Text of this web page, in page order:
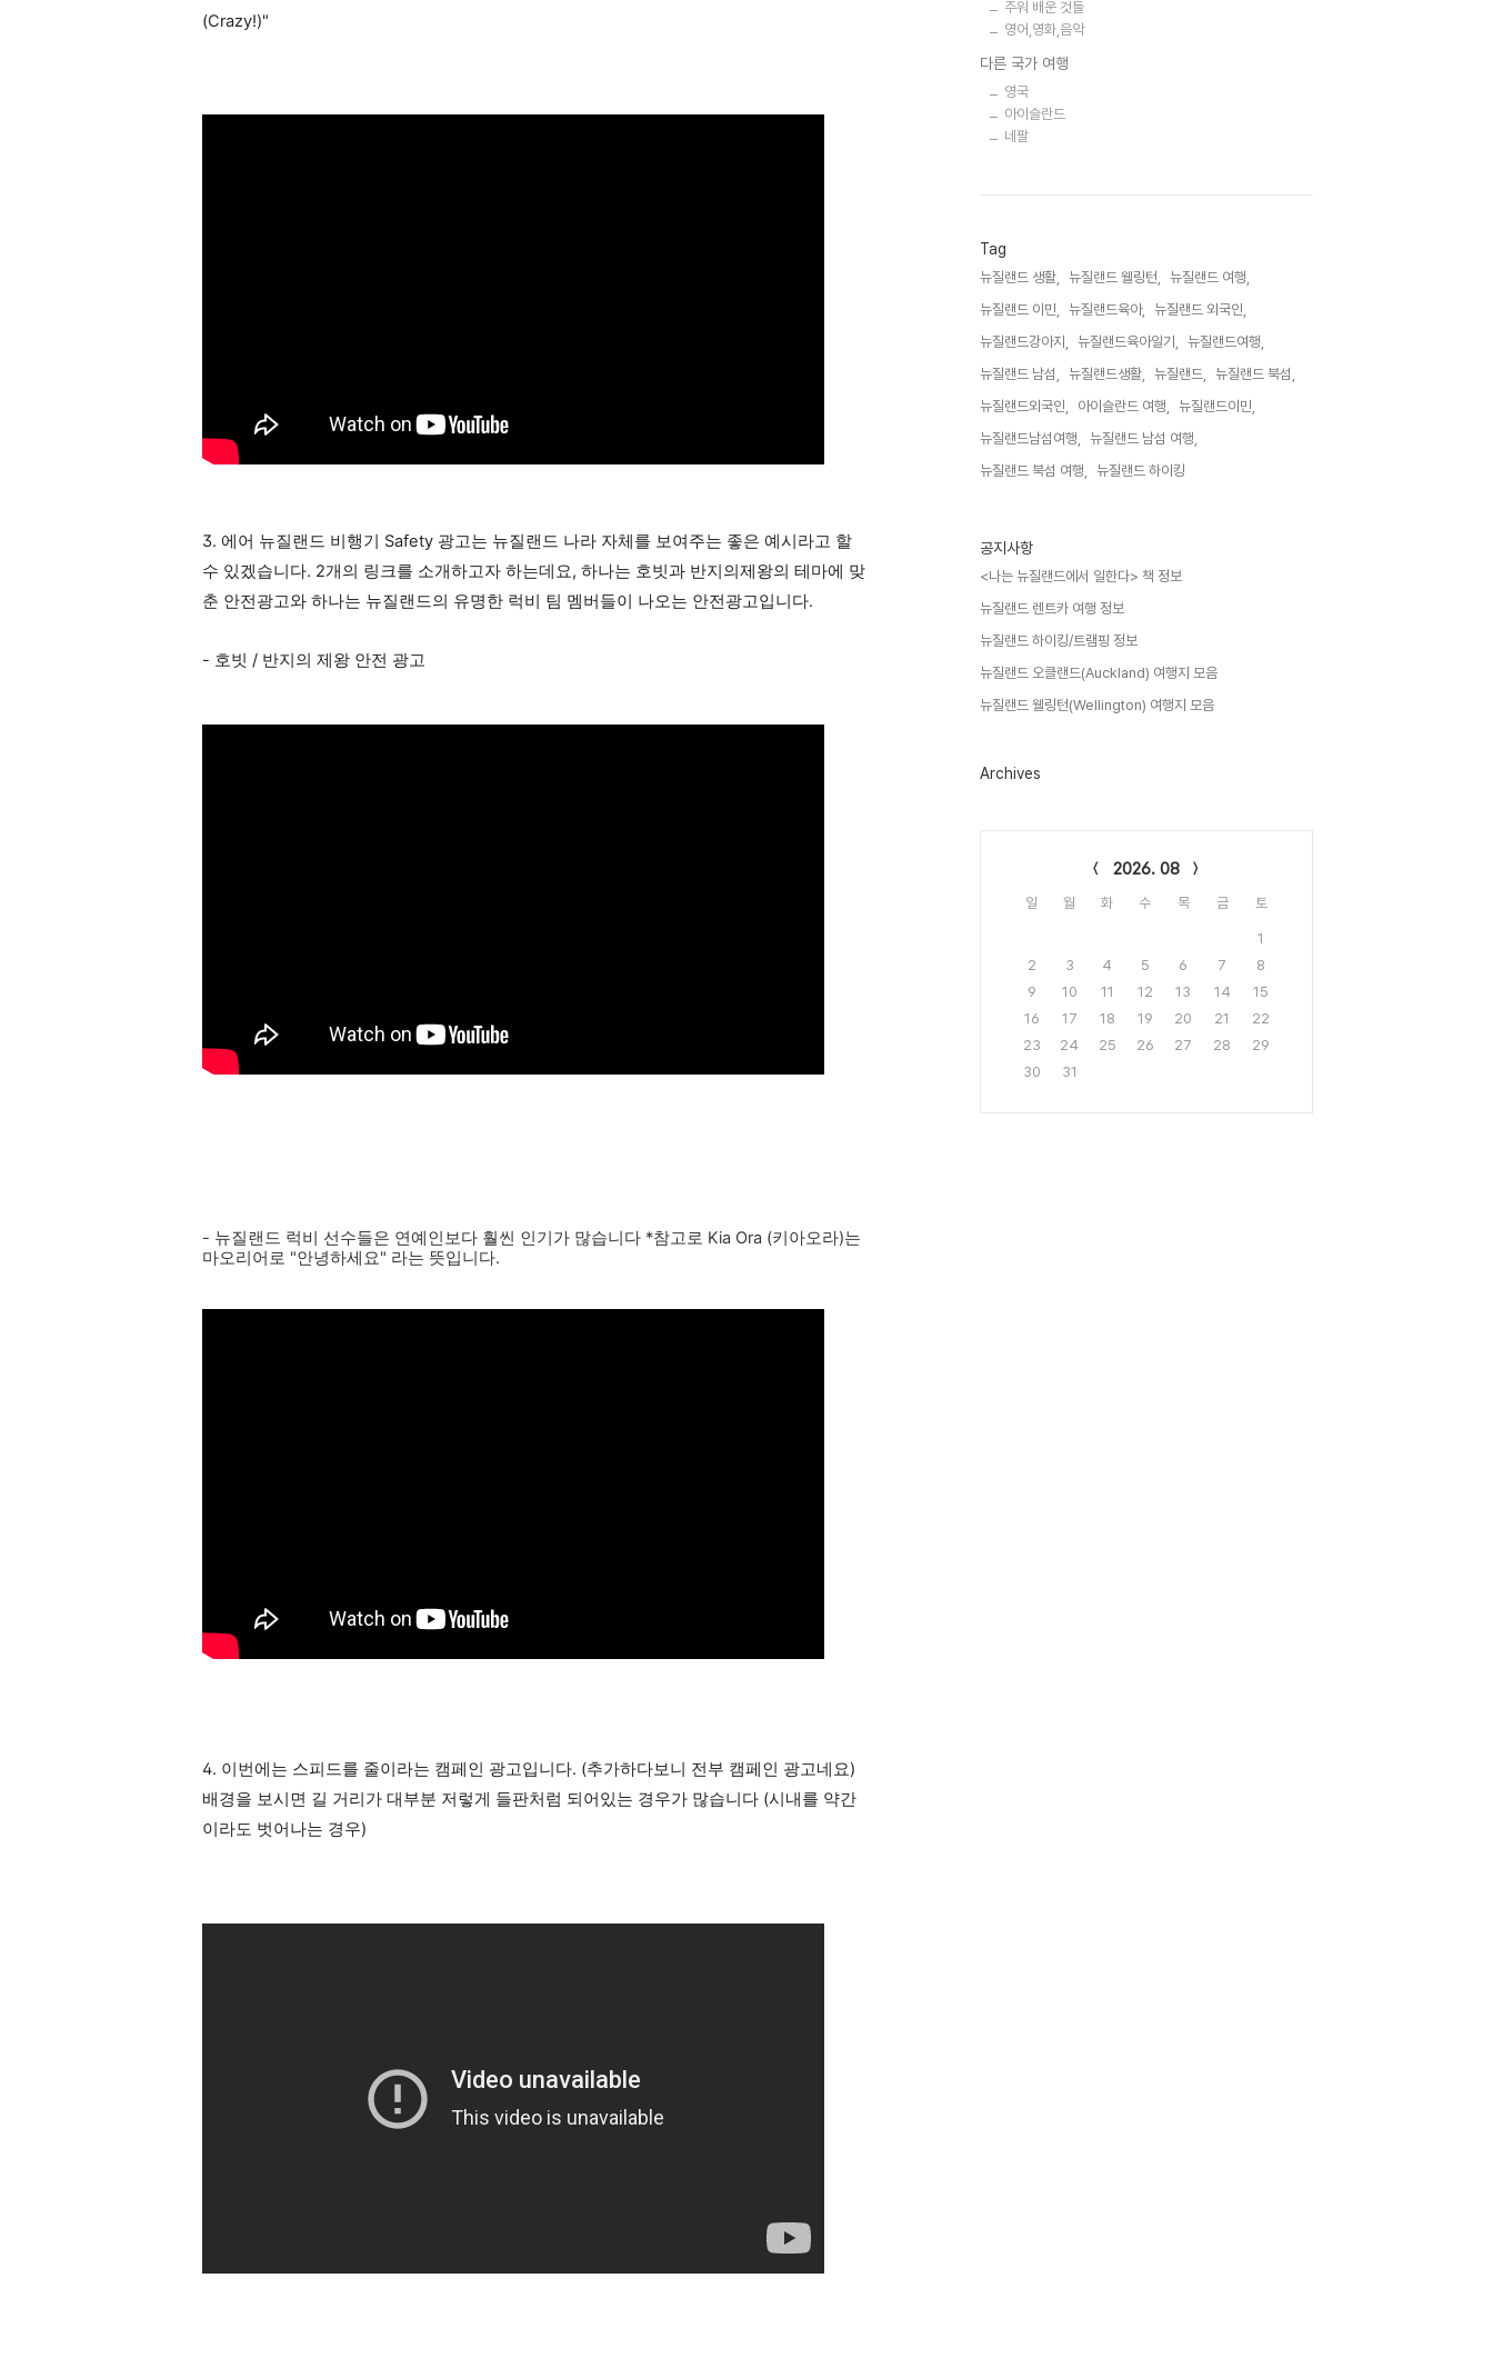
(Crazy!)"
3. 에어 뉴질랜드 비행기 Safety 광고는 뉴질랜드 나라 자체를 보여주는 좋은 예시라고 할
수 있겠습니다. 2개의 링크를 소개하고자 하는데요, 하나는 호빗과 반지의제왕의 테마에 맞
춘 안전광고와 하나는 뉴질랜드의 유명한 럭비 팀 멤버들이 나오는 안전광고입니다.
- 호빗 / 반지의 제왕 안전 광고
- 뉴질랜드 럭비 선수들은 연예인보다 훨씬 인기가 많습니다 *참고로 Kia Ora (키아오라)는
마오리어로 "안녕하세요" 라는 뜻입니다.
4. 이번에는 스피드를 줄이라는 캠페인 광고입니다. (추가하다보니 전부 캠페인 광고네요)
배경을 보시면 길 거리가 대부분 저렇게 들판처럼 되어있는 경우가 많습니다 (시내를 약간
이라도 벗어나는 경우)
주워 배운 것들
영어,영화,음악
다른 국가 여행
영국
아이슬란드
네팔
Tag
뉴질랜드 생활, 뉴질랜드 웰링턴,
뉴질랜드 여행,
뉴질랜드 이민,
뉴질랜드육아,
뉴질랜드 외국인,
뉴질랜드강아지,
뉴질랜드육아일기,
뉴질랜드여행,
뉴질랜드 남섬,
뉴질랜드생활, 뉴질랜드,
뉴질랜드 북섬,
뉴질랜드외국인,
아이슬란드 여행,
뉴질랜드이민,
뉴질랜드남섬여행,
뉴질랜드 남섬 여행,
뉴질랜드 북섬 여행,
뉴질랜드 하이킹,
공지사항
<나는 뉴질랜드에서 일한다> 책 정보
뉴질랜드 렌트카 여행 정보
뉴질랜드 하이킹/트램핑 정보
뉴질랜드 오클랜드(Auckland) 여행지 모음
뉴질랜드 웰링턴(Wellington) 여행지 모음
Archives
2026. 08
일 월 화 수 목 금 토
1
2
3 4 5 6 7
8
9
10 11 12 13 14
15
16
17 18 19 20 21
22
23
24 25 26 27 28
29
30
31